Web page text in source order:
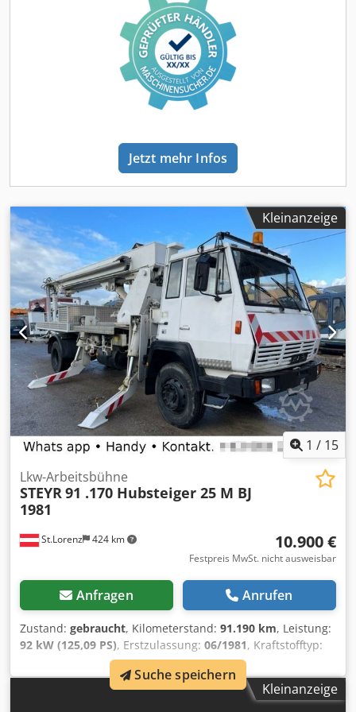
Gerät durch unsere Partner vor Ort * Zollkennzeichen für
30 Tage Sämtliche Zolldokumente für die Ausfuhr sind
möglich, müssen aber einzeln angefragt werden * MAUT
für Toll-Collect kann im Hause gebucht werden *
kostenloser Transfer vom Flughafen Stuttgart oder
Bahnhof Metzingen (Württ) * BAHNHOF FÜR
ANKUNFT/TRAIN STATION: 72555 METZINGEN/WÜRTT. *
Sie uns auf unserer Webseite unter * ständig über 200
Fahrzeuge am Lager
Goran deutsch/english/p?????/?????..... Roman Wir
kümmern uns gerne um Ihre Finanzierung oder Leasing
Verkauf EU: netto nach Vorlage der Firmendokumente und
Steuer/VAT Nummer MwSt Kaution 2000 ¤ Dedpfx Ajytl
Irjmvskr unser Service für Sie: - Zollkennzeichen -
Exportpapiere und EUR1 - Transport Weltweit -
Übernachtungsmöglichkeiten - Transfer Flughafen
Jetzt mehr Infos
Kleinanzeige
1 / 15
St.Lorenz 424 km
Lkw-Arbeitsbühne
STEYR91 .170 Hubsteiger 25 M BJ
1981
10.900 €
Festpreis MwSt. nicht ausweisbar
Anfragen Anrufen
Zustand: gebraucht, Kilometerstand: 91.190 km, Leistung:
92 kW (125,09 PS), Erstzulassung: 06/1981, Kraftstofftyp:
, Gesamtgewicht:16.000 kg, Achsen-Konfiguration:
Achsen, Farbe:Weiß , Getriebetyp:mechanisch, * Steyr
91.170 4x2 * Hubsteiger bis zu 25 Meter * Schaltgetriebe *
Kleinanzeige
Suche speichern